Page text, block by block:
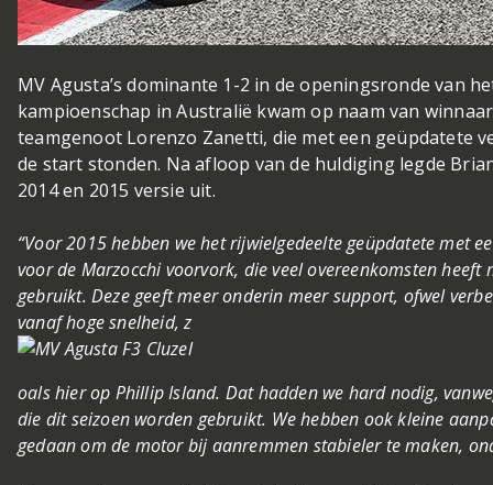
MV Agusta’s dominante 1-2 in de openingsronde van
kampioenschap in Australië kwam op naam van
teamgenoot Lorenzo Zanetti, die met een geüpdatete
de start stonden. Na afloop van de huldiging legde
2014 en 2015 versie uit.
“Voor 2015 hebben we het rijwielgedeelte geüpdatete met
voor de Marzocchi voorvork, die veel overeenkomsten
gebruikt. Deze geeft meer onderin meer support, ofwel
vanaf hoge snelheid, z
oals hier op Phillip Island. Dat hadden we hard nodig,
die dit seizoen worden gebruikt. We hebben ook kleine
gedaan om de motor bij aanremmen stabieler te maken,